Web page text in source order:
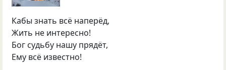
Кабы знать всё наперёд,
Жить не интересно!
Бог судьбу нашу прядёт,
Ему всё известно!